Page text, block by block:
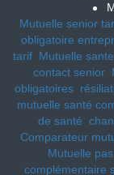
Mutuelle senior
obligatoire
tarif Mutuelle
contact senior
obligatoires
mutuelle santé
de santé
Comparateur
Mutuelle
complémentaire